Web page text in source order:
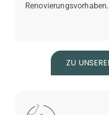
Renovierungsvorhaben.
ZU